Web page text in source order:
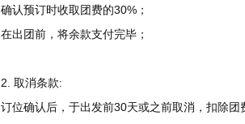
确认预订时收取团费的30%；
在出团前，将余款支付完毕；
2. 取消条款:
订位确认后，于出发前30天或之前取消，扣除团